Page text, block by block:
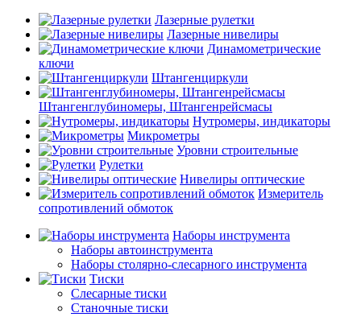
Лазерные рулетки
Лазерные нивелиры
Динамометрические
ключи
Штангенциркули
Штангенглубиномеры, Штангенрейсмасы
Нутромеры, индикаторы
Микрометры
Уровни строительные
Рулетки
Нивелиры оптические
Измеритель
сопротивлений обмоток
Наборы инструмента
Наборы автоинструмента
Наборы столярно-слесарного инструмента
Тиски
Слесарные тиски
Станочные тиски